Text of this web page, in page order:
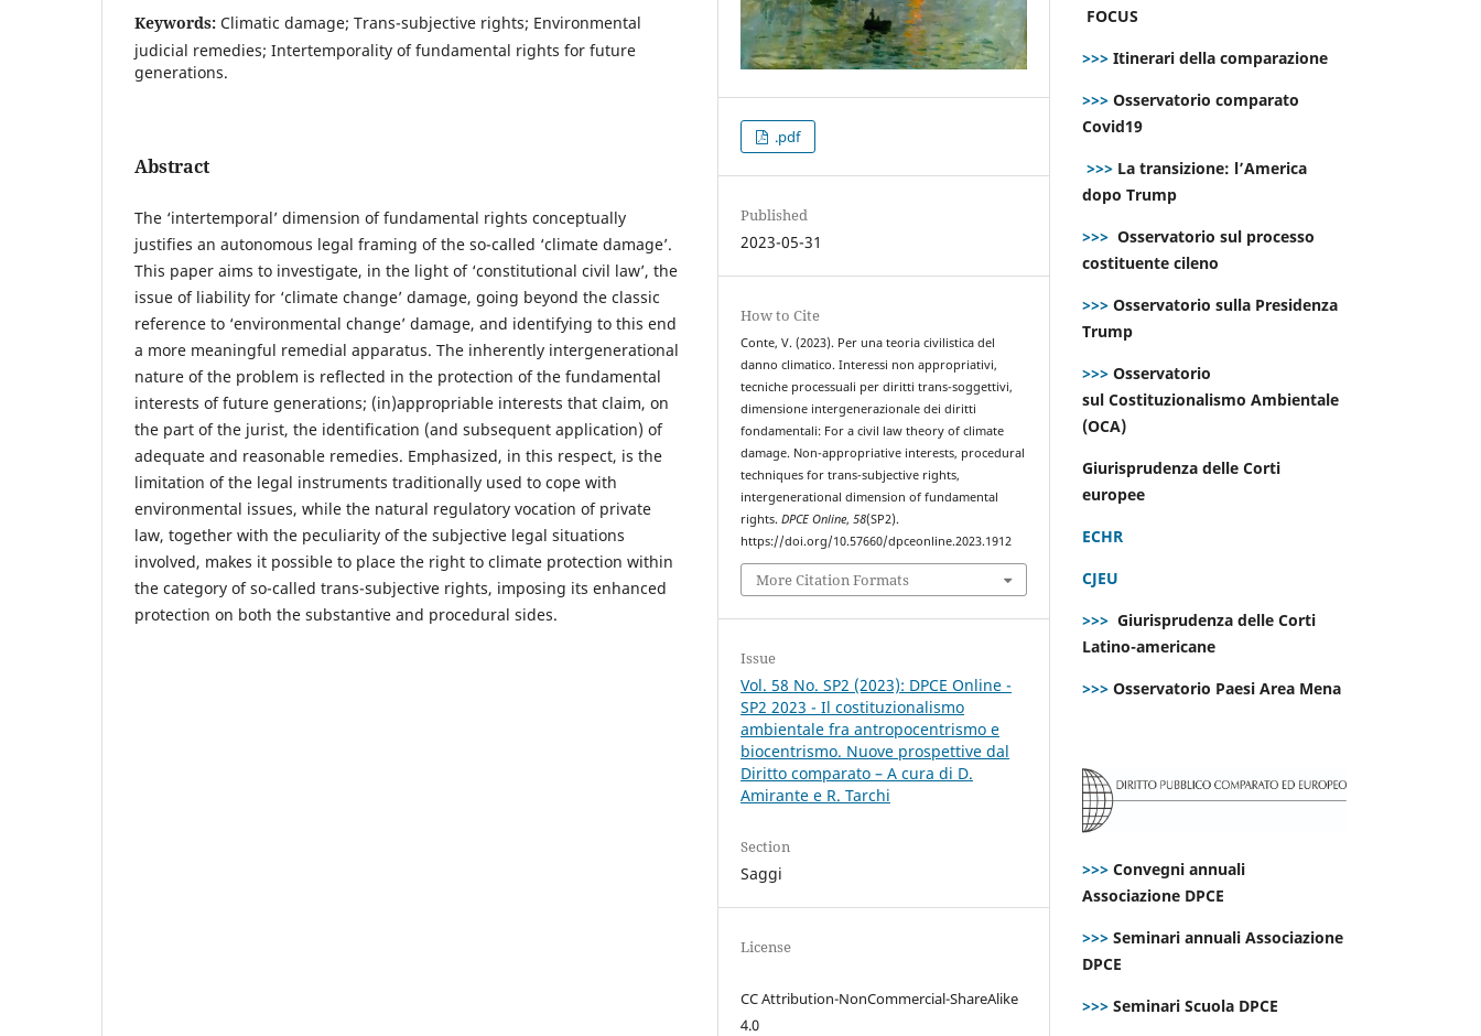
Keywords: Climatic damage; Trans-subjective rights; Environmental
judicial remedies; Intertemporality of fundamental rights for future
generations.
Abstract
The ‘intertemporal’ dimension of fundamental rights conceptually
justifies an autonomous legal framing of the so-called ‘climate damage’.
This paper aims to investigate, in the light of ‘constitutional civil law’, the
issue of liability for ‘climate change’ damage, going beyond the classic
reference to ‘environmental change’ damage, and identifying to this end
a more meaningful remedial apparatus. The inherently intergenerational
nature of the problem is reflected in the protection of the fundamental
interests of future generations; (in)appropriable interests that claim, on
the part of the jurist, the identification (and subsequent application) of
adequate and reasonable remedies. Emphasized, in this respect, is the
limitation of the legal instruments traditionally used to cope with
environmental issues, while the natural regulatory vocation of private
law, together with the peculiarity of the subjective legal situations
involved, makes it possible to place the right to climate protection within
the category of so-called trans-subjective rights, imposing its enhanced
protection on both the substantive and procedural sides.
.pdf
Published
2023-05-31
How to Cite
Conte, V. (2023). Per una teoria civilistica del
danno climatico. Interessi non appropriativi,
tecniche processuali per diritti trans-soggettivi,
dimensione intergenerazionale dei diritti
fondamentali: For a civil law theory of climate
damage. Non-appropriative interests, procedural
techniques for trans-subjective rights,
intergenerational dimension of fundamental
rights.DPCE Online,58(SP2).
https://doi.org/10.57660/dpceonline.2023.1912
More Citation Formats
Issue
Vol. 58 No. SP2 (2023): DPCE Online -
SP2 2023 - Il costituzionalismo
ambientale fra antropocentrismo e
biocentrismo. Nuove prospettive dal
Diritto comparato – A cura di D.
Amirante e R. Tarchi
Section
Saggi
License
CC Attribution-NonCommercial-ShareAlike
4.0
FOCUS
>>> Itinerari della comparazione
>>> Osservatorio comparato
Covid19
>>> La transizione: l’America
dopo Trump
>>> Osservatorio sul processo
costituente cileno
>>> Osservatorio sulla Presidenza
Trump
>>> Osservatorio
sul Costituzionalismo Ambientale
(OCA)
Giurisprudenza delle Corti
europee
ECHR
CJEU
>>> Giurisprudenza delle Corti
Latino-americane
>>> Osservatorio Paesi Area Mena
>>> Convegni annuali
Associazione DPCE
>>> Seminari annuali Associazione
DPCE
>>> Seminari Scuola DPCE